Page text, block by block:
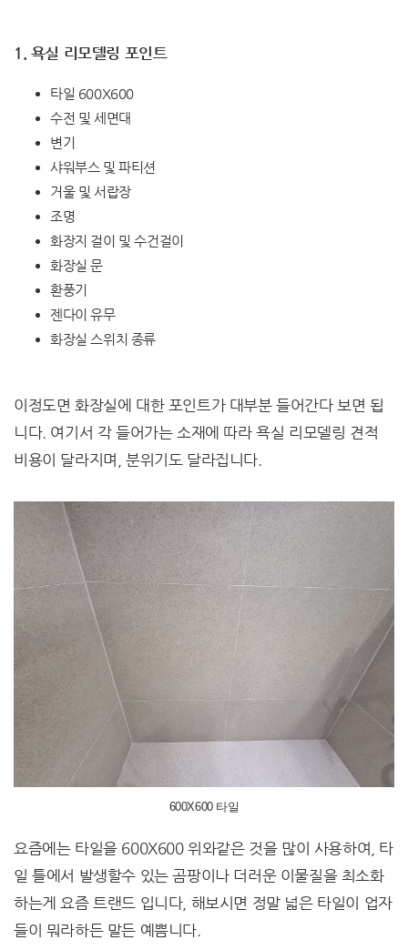
1. 욕실 리모델링 포인트
타일 600X600
수전 및 세면대
변기
샤워부스 및 파티션
거울 및 서랍장
조명
화장지 걸이 및 수건걸이
화장실 문
환풍기
젠다이 유무
화장실 스위치 종류
이정도면 화장실에 대한 포인트가 대부분 들어간다 보면 됩
니다. 여기서 각 들어가는 소재에 따라 욕실 리모델링 견적
비용이 달라지며, 분위기도 달라집니다.
600X600 타일
요즘에는 타일을 600X600 위와같은 것을 많이 사용하여, 타
일 틀에서 발생할수 있는 곰팡이나 더러운 이물질을 최소화
하는게 요즘 트랜드 입니다, 해보시면 정말 넓은 타일이 업자
들이 뭐라하든 말든 예쁨니다.